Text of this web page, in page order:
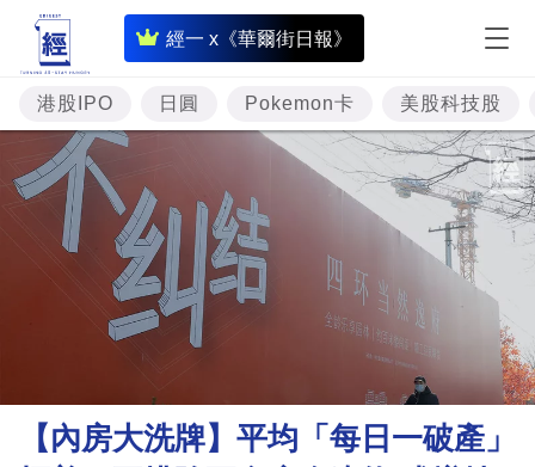
經一 x《華爾街日報》
即
時
財
經
題
投
資
樓
理
財
港股IPO 日圓 Pokemon卡 美股科技股
【內房大洗牌】平均「每日一破產」